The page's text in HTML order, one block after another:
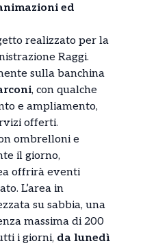
ed
realizzato per la
Raggi.
sulla banchina
, con qualche
e ampliamento,
offerti.
ombrelloni e
il giorno,
offrirà eventi
L’area in
su sabbia, una
massima di 200
i giorni, da lunedì